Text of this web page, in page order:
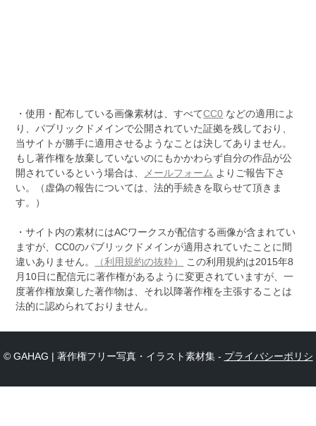
・使用・配布している画像素材は、すべてCC0 などの適用によ
り、パブリックドメインで公開されていた証拠を残しており、
当サイトが勝手に適用させるようなことは決してありません。
もし著作権を放棄していないのにもかかわらず自分の作品が公
開されているという場合は、 メールフォーム よりご報告下さ
い。（虚偽の報告については、法的手続きを取らせて頂きま
す。）
・サイト内の素材にはACワークスが配信する画像が含まれてい
ますが、CC0のパブリックドメインが適用されていたことに間
違いありません。
（利用規約の抜粋）
この利用規約は2015年8
月10日に配信元に著作権があるように変更されていますが、一
度著作権放棄した著作物は、それ以降著作権を主張することは
法的に認められておりません。
© GAHAG | 著作権フリー写真・イラスト素材集 - プライバシーポリシ